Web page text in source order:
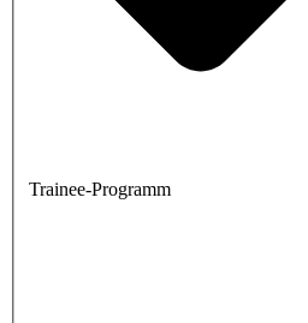
Trainee-Programm